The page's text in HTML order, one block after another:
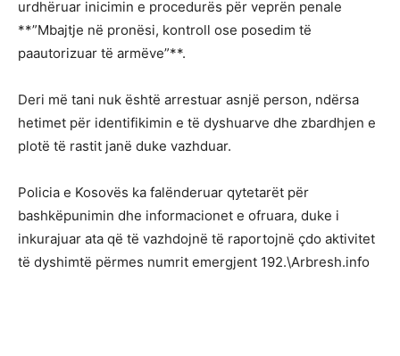
urdhëruar inicimin e procedurës për veprën penale
**”Mbajtje në pronësi, kontroll ose posedim të
paautorizuar të armëve”**.
Deri më tani nuk është arrestuar asnjë person, ndërsa
hetimet për identifikimin e të dyshuarve dhe zbardhjen e
plotë të rastit janë duke vazhduar.
Policia e Kosovës ka falënderuar qytetarët për
bashkëpunimin dhe informacionet e ofruara, duke i
inkurajuar ata që të vazhdojnë të raportojnë çdo aktivitet
të dyshimtë përmes numrit emergjent 192.\Arbresh.info